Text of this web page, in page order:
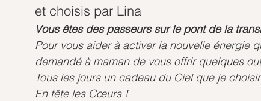
et choisis par Lina
Vous êtes des passeurs sur le pont de la
Pour vous aider à activer la nouvelle énergie
demandé à maman de vous offrir quelques
Tous les jours un cadeau du Ciel que je
En fête les Cœurs !